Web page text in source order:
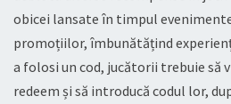
obicei lansate în timpul
promoțiilor, îmbunătățind
a folosi un cod, jucătorii trebuie să
redeem și să introducă codul lor,